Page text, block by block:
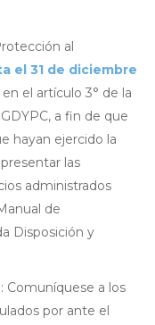
al
el 31 de diciembre
el artículo 3° de la
a fin de que
hayan ejercido la
las
administrados
de
Disposición y
Comuníquese a los
por ante el